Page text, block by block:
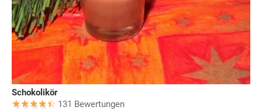
Schokolikör
131 Bewertungen